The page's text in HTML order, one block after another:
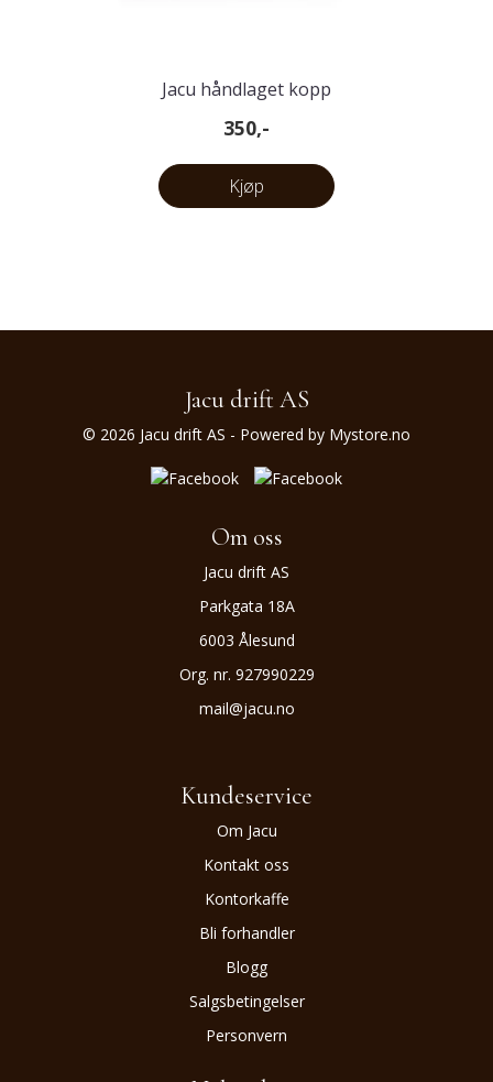
Jacu håndlaget kopp
350,-
Kjøp
Jacu drift AS
© 2026 Jacu drift AS - Powered by Mystore.no
Om oss
Jacu drift AS
Parkgata 18A
6003 Ålesund
Org. nr. 927990229
mail@jacu.no
Kundeservice
Om Jacu
Kontakt oss
Kontorkaffe
Bli forhandler
Blogg
Salgsbetingelser
Personvern